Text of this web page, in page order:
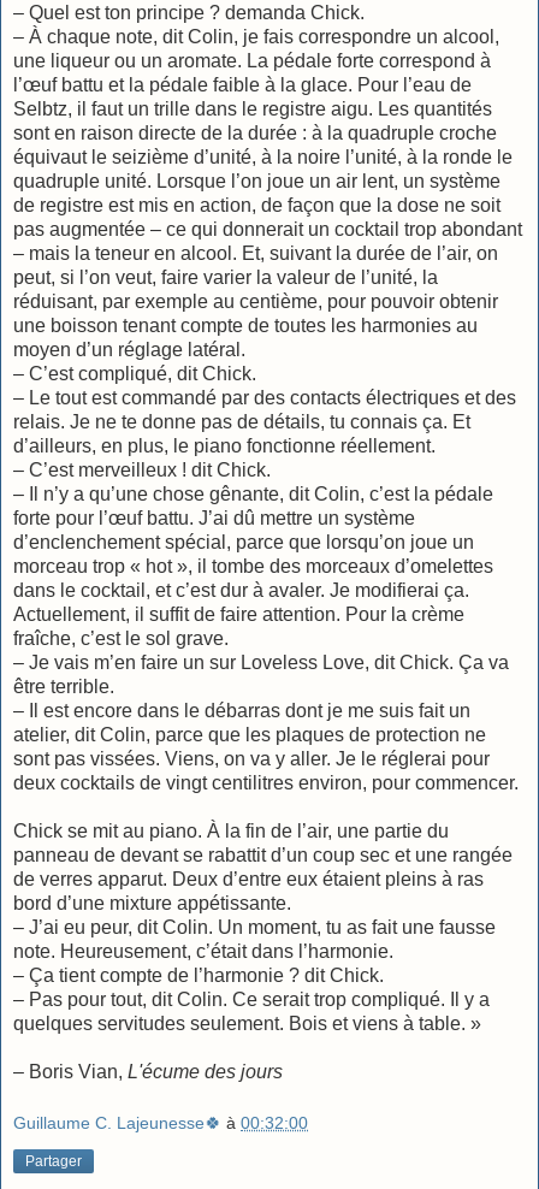
– Quel est ton principe ? demanda Chick.
– À chaque note, dit Colin, je fais correspondre un alcool,
une liqueur ou un aromate. La pédale forte correspond à
l’œuf battu et la pédale faible à la glace. Pour l’eau de
Selbtz, il faut un trille dans le registre aigu. Les quantités
sont en raison directe de la durée : à la quadruple croche
équivaut le seizième d’unité, à la noire l’unité, à la ronde le
quadruple unité. Lorsque l’on joue un air lent, un système
de registre est mis en action, de façon que la dose ne soit
pas augmentée – ce qui donnerait un cocktail trop abondant
– mais la teneur en alcool. Et, suivant la durée de l’air, on
peut, si l’on veut, faire varier la valeur de l’unité, la
réduisant, par exemple au centième, pour pouvoir obtenir
une boisson tenant compte de toutes les harmonies au
moyen d’un réglage latéral.
– C’est compliqué, dit Chick.
– Le tout est commandé par des contacts électriques et des
relais. Je ne te donne pas de détails, tu connais ça. Et
d’ailleurs, en plus, le piano fonctionne réellement.
– C’est merveilleux ! dit Chick.
– Il n’y a qu’une chose gênante, dit Colin, c’est la pédale
forte pour l’œuf battu. J’ai dû mettre un système
d’enclenchement spécial, parce que lorsqu’on joue un
morceau trop « hot », il tombe des morceaux d’omelettes
dans le cocktail, et c’est dur à avaler. Je modifierai ça.
Actuellement, il suffit de faire attention. Pour la crème
fraîche, c’est le sol grave.
– Je vais m’en faire un sur Loveless Love, dit Chick. Ça va
être terrible.
– Il est encore dans le débarras dont je me suis fait un
atelier, dit Colin, parce que les plaques de protection ne
sont pas vissées. Viens, on va y aller. Je le réglerai pour
deux cocktails de vingt centilitres environ, pour commencer.
Chick se mit au piano. À la fin de l’air, une partie du
panneau de devant se rabattit d’un coup sec et une rangée
de verres apparut. Deux d’entre eux étaient pleins à ras
bord d’une mixture appétissante.
– J’ai eu peur, dit Colin. Un moment, tu as fait une fausse
note. Heureusement, c’était dans l’harmonie.
– Ça tient compte de l’harmonie ? dit Chick.
– Pas pour tout, dit Colin. Ce serait trop compliqué. Il y a
quelques servitudes seulement. Bois et viens à table. »
– Boris Vian, L'écume des jours
Guillaume C. Lajeunesse🍀 à 00:32:00
Partager